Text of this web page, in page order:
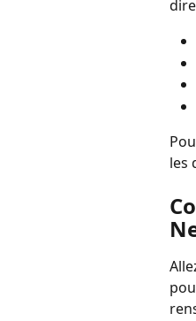
les